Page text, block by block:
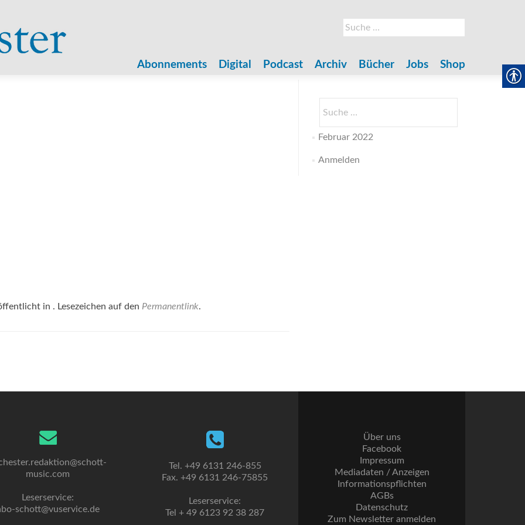
Suche
nach:
Abonnements Digital Podcast Archiv Bücher Jobs Shop
in . Lesezeichen auf den Permanentlink.
nach:
Februar 2022
Anmelden
music.com
Leserservice:
schott@vuservice.de
Tel. +49 6131 246-855
Fax. +49 6131 246-75855
Leserservice:
Tel + 49 6123 92 38 287
Über uns
Facebook
Impressum
Mediadaten / Anzeigen
Informationspflichten
AGBs
Datenschutz
Zum Newsletter anmelden